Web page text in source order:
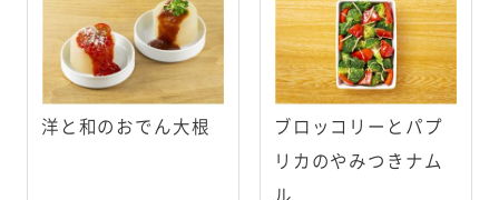
洋と和のおでん大根
ブロッコリーとパプ
リカのやみつきナム